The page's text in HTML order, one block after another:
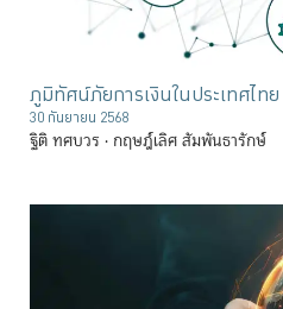
ภูมิทัศน์ภัยการเงินในประเทศไทย
30 กันยายน 2568
ฐิติ ทศบวร กฤษฎ์เลิศ สัมพันธารักษ์